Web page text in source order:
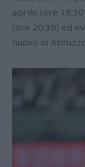
aprile (ore
(ore 20:30) ed
nuovo in